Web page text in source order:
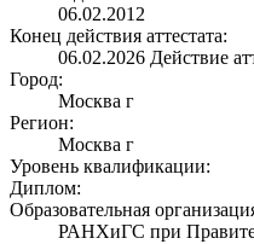
06.02.2012
Конец действия аттестата:
06.02.2026 Действие
Город:
Москва г
Регион:
Москва г
Уровень квалификации:
Диплом:
Образовательная
РАНХиГС при